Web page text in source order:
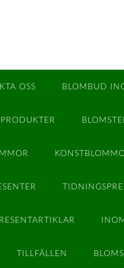
OSS BLOMBUD
TILLFÄLLEN